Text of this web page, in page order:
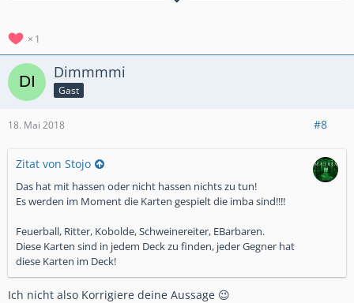
Gallium//Cobalt
Reife//Uran
Aurum
1
Dimmmmi
Gast
18. Mai 2018 #8
Zitat von Stojo
Das hat mit hassen oder nicht hassen nichts zu tun!
Es werden im Moment die Karten gespielt die imba sind!!!!
Feuerball, Ritter, Kobolde, Schweinereiter, EBarbaren.
Diese Karten sind in jedem Deck zu finden, jeder Gegner hat
diese Karten im Deck!
Ich nicht also Korrigiere deine Aussage 😉